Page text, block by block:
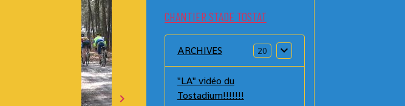
CHANTIER STADE TOSTAT
ARCHIVES 20
"LA" vidéo du
Tostadium!!!!!!!